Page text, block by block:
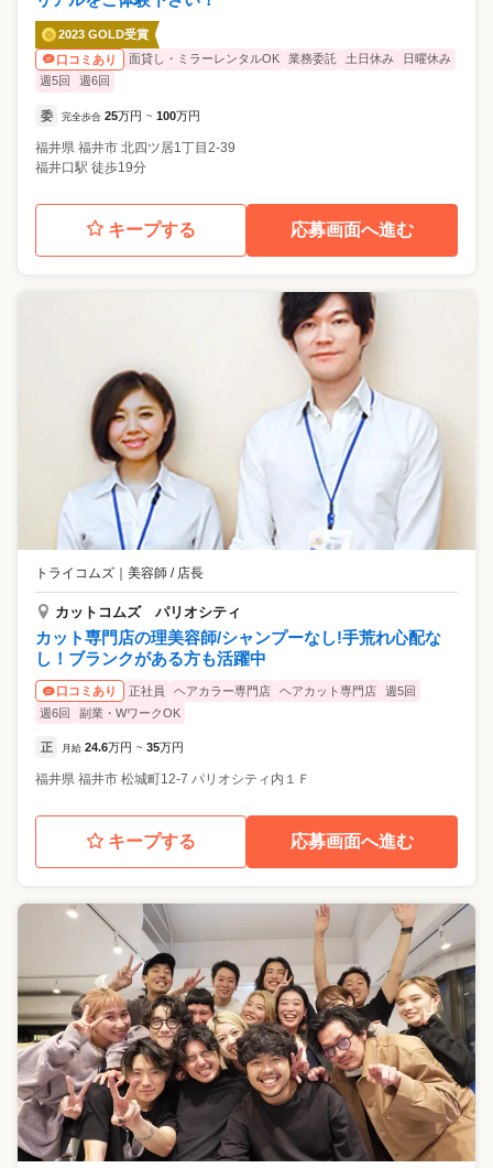
2023 GOLD受賞
口コミあり
面貸し・ミラーレンタルOK 業務委託 土日休み
日曜休み
週5回
週6回
委 完全歩合 25万円 ~ 100万円
福井県 福井市 北四ツ居1丁目2-39
福井口駅 徒歩19分
キープする 応募画面へ進む
トライコムズ 美容師 / 店長
カットコムズ パリオシティ
カット専門店の理美容師/シャンプーなし!手荒れ心配な
し！ブランクがある方も活躍中
口コミあり 正社員 ヘアカラー専門店 ヘアカット専門店
週5回
週6回
副業・WワークOK
正 月給 24.6万円 ~ 35万円
福井県 福井市 松城町12-7 パリオシティ内１Ｆ
キープする 応募画面へ進む